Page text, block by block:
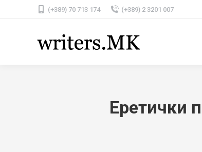
(+389) 70 713 174 (+389) 2 3201 007
Еретички